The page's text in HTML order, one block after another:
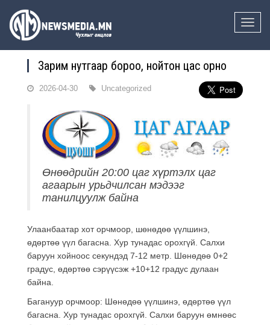
Toggle
Зарим нутгаар бороо, нойтон цас орно
2026-04-30 Uncategorized
Өнөөдрийн 20:00 цаг хүртэлх цаг
агаарын урьдчилсан мэдээг
танилцуулж байна
Улаанбаатар хот орчмоор, шөнөдөө үүлшинэ,
өдөртөө үүл багасна. Хур тунадас орохгүй. Салхи
баруун хойноос секундэд 7-12 метр. Шөнөдөө 0+2
градус, өдөртөө сэрүүсэж +10+12 градус дулаан
байна.
Багануур орчмоор: Шөнөдөө үүлшинэ, өдөртөө үүл
багасна. Хур тунадас орохгүй. Салхи баруун өмнөөс